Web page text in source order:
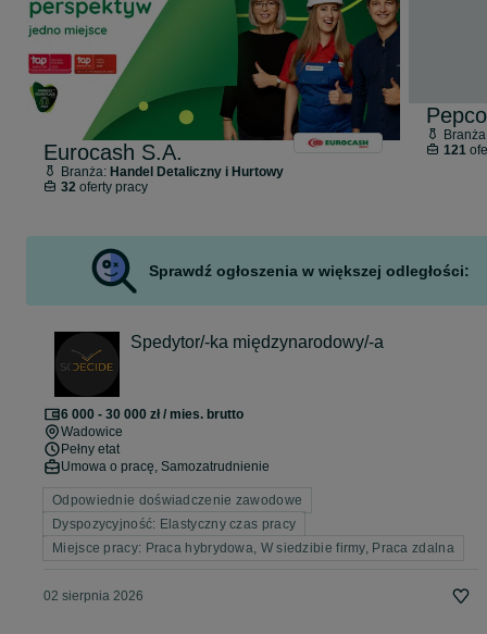
Eurocash S.A.
Branża: Handel Detaliczny i Hurtowy
32oferty pracy
121
Sprawdź ogłoszenia w większej odległości:
Spedytor/-ka międzynarodowy/-a
6 000 - 30 000 zł / mies. brutto
Wadowice
Pełny etat
Umowa o pracę, Samozatrudnienie
Odpowiednie doświadczenie zawodowe
Dyspozycyjność: Elastyczny czas pracy
Miejsce pracy: Praca hybrydowa, W siedzibie firmy, Praca zdalna
02 sierpnia 2026